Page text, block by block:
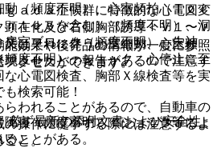
ａｄａ症候群に特徴的な心電図変
在化及び右側胸部誘導＜Ｖ１〜Ｖ
はそれに伴う心室細動、心室頻
させたとの報告があるので注意す
われることがあるので、自動車の
操作に従事する際には注意するよ
こと。
（頻度不明）、心室頻拍（Ｔｏｒ
ｔｅｓを含む）（頻度不明）、洞
室ブロック（頻度不明）、失神
度不明）：ショック、心停止に至
な心電図検査、胸部Ｘ線検査等を実
害（頻度不明）：ショック等によ
ことがある。
効果や後発品の情報が一度に参照
クセスができます。
検索可能！
ず最新の添付文書および安全性
い。